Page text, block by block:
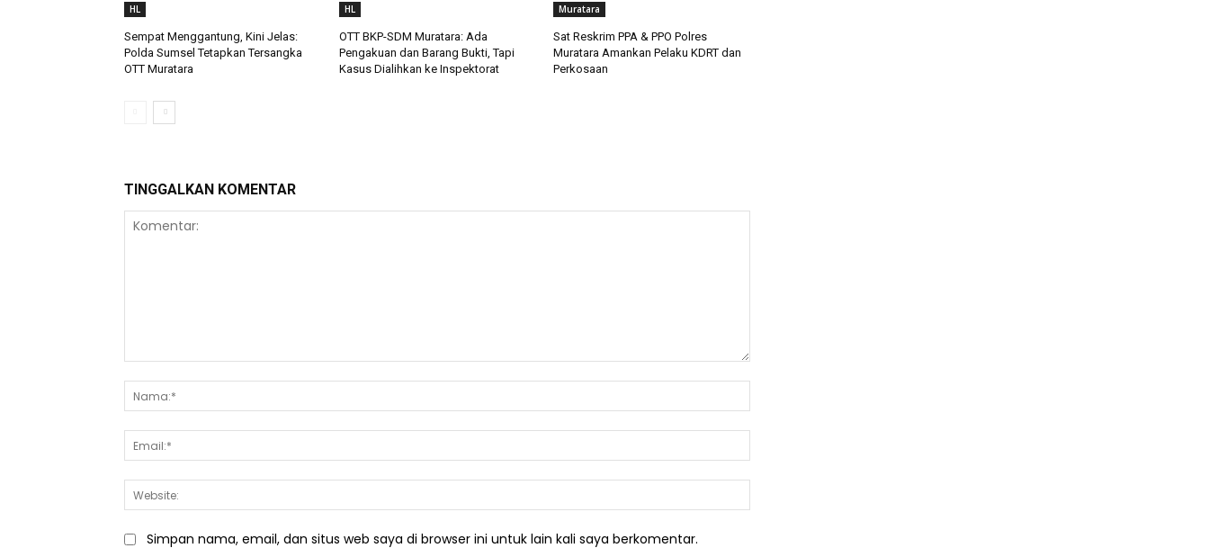
HL
Sempat Menggantung, Kini Jelas:
Polda Sumsel Tetapkan Tersangka
OTT Muratara
HL
OTT BKP-SDM Muratara: Ada
Pengakuan dan Barang Bukti, Tapi
Kasus Dialihkan ke Inspektorat
Muratara
Sat Reskrim PPA & PPO Polres
Muratara Amankan Pelaku KDRT dan
Perkosaan
TINGGALKAN KOMENTAR
Simpan nama, email, dan situs web saya di browser ini untuk lain kali saya berkomentar.